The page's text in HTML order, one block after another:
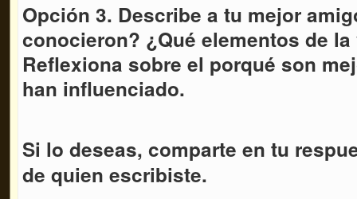
Opción 3. Describe a tu mejor
conocieron? ¿Qué elementos de
Reflexiona sobre el porqué son
han influenciado.
Si lo deseas, comparte en tu
de quien escribiste.